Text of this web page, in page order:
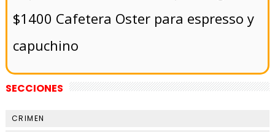
$1400 Cafetera Oster para espresso y
capuchino
SECCIONES
CRIMEN